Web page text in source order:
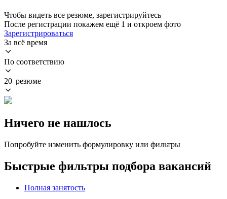
Чтобы видеть все резюме, зарегистрируйтесь
После регистрации покажем ещё 1 и откроем фото
Зарегистрироваться
За всё время
По соответствию
20 резюме
Ничего не нашлось
Попробуйте изменить формулировку или фильтры
Быстрые фильтры подбора вакансий
Полная занятость